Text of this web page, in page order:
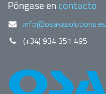
Póngase encontacto
info@osakasolutions.es
(+34) 934 351 495